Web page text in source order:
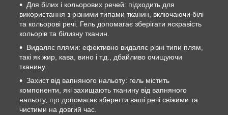
Для білих і кольорових речей: підходить для
використання з різними типами тканин, включаючи білі
та кольорові речі. Гель допомагає зберігати яскравість
кольорів та білизну тканин.
Видаляє плями: ефективно видаляє різні типи плям,
такі як жир, кава, вино і т.д., дбайливо очищуючи
тканину.
Захист від вапняного нальоту: гель містить
компоненти, які захищають тканину від вапняного
нальоту, що допомагає зберегти ваші речі свіжими та
чистими на довгий час.